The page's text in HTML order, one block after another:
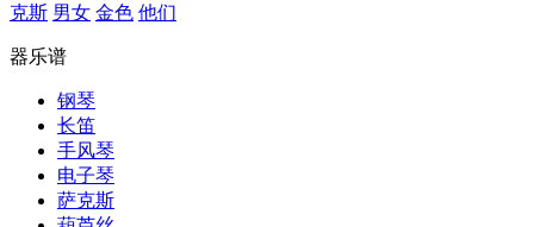
克斯 男女 金色 他们
器乐谱
钢琴
长笛
手风琴
电子琴
萨克斯